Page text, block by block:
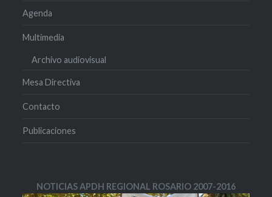
Agenda
Multimedia
Archivo audiovisual
Mesa Directiva
Contacto
Publicaciones
NOTICIAS APDH REGIONAL ROSARIO 2007-2016